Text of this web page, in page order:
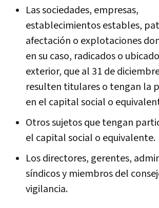
Las sociedades, empresas,
establecimientos estables,
afectación o explotaciones
en su caso, radicados o
exterior, que al 31 de
resulten titulares o tengan la
en el capital social o
Otros sujetos que tengan
el capital social o equivalente.
Los directores, gerentes,
sí­ndicos y miembros del
vigilancia.